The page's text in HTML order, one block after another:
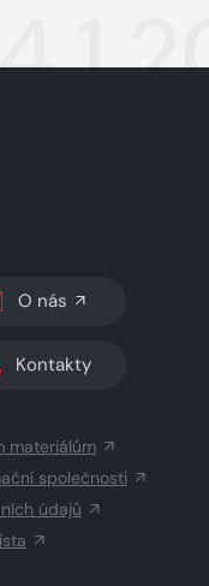
SVĚTLÝ/TMAVÝ REŽIM
O nás
Kontakty
materiálům
společnosti
údajů